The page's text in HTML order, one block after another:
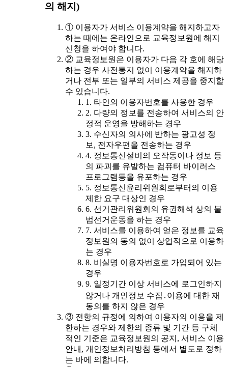
의 해지)
① 이용자가 서비스 이용계약을 해지하고자
하는 때에는 온라인으로 교육정보원에 해지
신청을 하여야 합니다.
② 교육정보원은 이용자가 다음 각 호에 해당
하는 경우 사전통지 없이 이용계약을 해지하
거나 전부 또는 일부의 서비스 제공을 중지할
수 있습니다.
1. 타인의 이용자번호를 사용한 경우
2. 다량의 정보를 전송하여 서비스의 안
정적 운영을 방해하는 경우
3. 수신자의 의사에 반하는 광고성 정
보, 전자우편을 전송하는 경우
4. 정보통신설비의 오작동이나 정보 등
의 파괴를 유발하는 컴퓨터 바이러스
프로그램등을 유포하는 경우
5. 정보통신윤리위원회로부터의 이용
제한 요구 대상인 경우
6. 선거관리위원회의 유권해석 상의 불
법선거운동을 하는 경우
7. 서비스를 이용하여 얻은 정보를 교육
정보원의 동의 없이 상업적으로 이용하
는 경우
8. 비실명 이용자번호로 가입되어 있는
경우
9. 일정기간 이상 서비스에 로그인하지
않거나 개인정보 수집․이용에 대한 재
동의를 하지 않은 경우
③ 전항의 규정에 의하여 이용자의 이용을 제
한하는 경우와 제한의 종류 및 기간 등 구체
적인 기준은 교육정보원의 공지, 서비스 이용
안내, 개인정보처리방침 등에서 별도로 정하
는 바에 의합니다.